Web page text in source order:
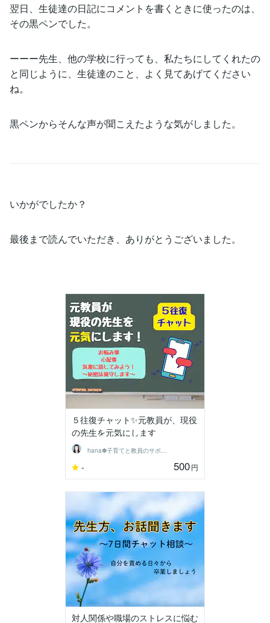
翌日、生徒達の日記にコメントを書くときに使ったのは、
その黒ペンでした。
ーーー先生、他の学校に行っても、私たちにしてくれたの
と同じように、生徒達のこと、よく見てあげてください
ね。
黒ペンからそんな声が聞こえたような気がしました。
いかがでしたか？
最後まで読んでいただき、ありがとうございました。
５往復チャット✨元教員が、現役
の先生を元気にします
hana✽子育てと教員のサポーター
- 500円
対人関係や職場のストレスに悩む